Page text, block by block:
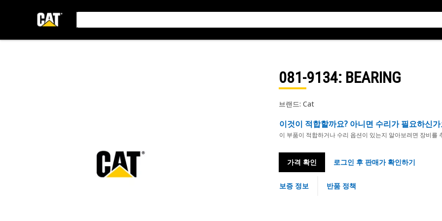
081-9134: BEARING
브랜드: Cat
이것이 적합할까요? 아니면 수리가 필요하신가
이 부품이 적합하거나 수리 옵션이 있는지 알아보려면 장비를
가격 확인 로그인 후 판매가 확인하기
보증 정보 반품 정책